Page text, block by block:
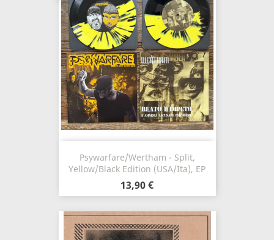
Psywarfare/Wertham - Split,
Yellow/Black Edition (USA/Ita), EP
13,90 €